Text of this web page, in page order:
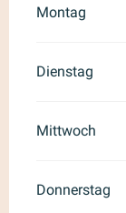
Montag
Dienstag
Mittwoch
Donnerstag